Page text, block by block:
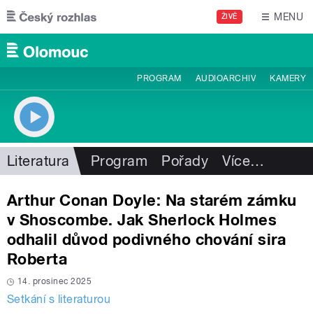
Přejít k hlavnímu obsahu
ŽIVĚ MENU
PROGRAM AUDIOARCHIV KAMERY
Literatura Program Pořady Více…
Arthur Conan Doyle: Na starém zámku
v Shoscombe. Jak Sherlock Holmes
odhalil důvod podivného chování sira
Roberta
14. prosinec 2025
Setkání s literaturou